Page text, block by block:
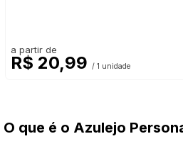
a partir de
R$ 20,99 / 1 unidade
O que é o Azulejo